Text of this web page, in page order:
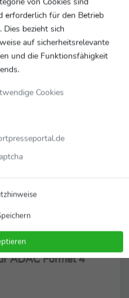
ADAC Formel 4
erforderlich für den Betrieb
Dies bezieht sich
auf sicherheitsrelevante
und die Funktionsfähigkeit
Cookies